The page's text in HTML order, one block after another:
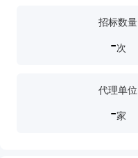
招标数量
-次
代理单位
-家